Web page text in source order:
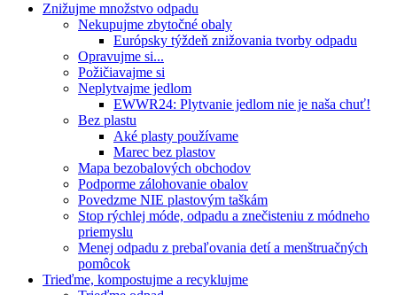
Znižujme množstvo odpadu
Nekupujme zbytočné obaly
Európsky týždeň znižovania tvorby odpadu
Opravujme si...
Požičiavajme si
Neplytvajme jedlom
EWWR24: Plytvanie jedlom nie je naša chuť!
Bez plastu
Aké plasty používame
Marec bez plastov
Mapa bezobalových obchodov
Podporme zálohovanie obalov
Povedzme NIE plastovým taškám
Stop rýchlej móde, odpadu a znečisteniu z módneho
priemyslu
Menej odpadu z prebaľovania detí a menštruačných
pomôcok
Trieďme, kompostujme a recyklujme